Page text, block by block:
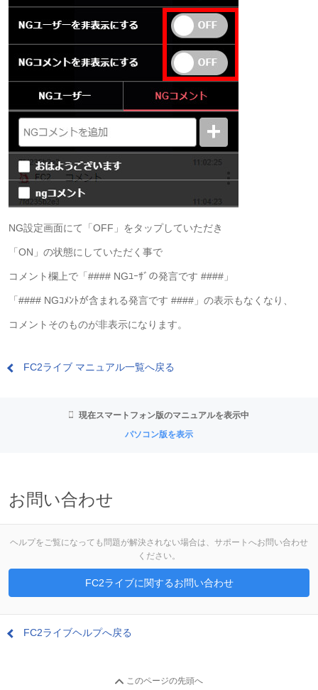
NG設定画面にて「OFF」をタップしていただき
「ON」の状態にしていただく事で
コメント欄上で「#### NGﾕｰｻﾞの発言です ####」
「#### NGｺﾒﾝﾄが含まれる発言です ####」の表示もなくなり、
コメントそのものが非表示になります。
FC2ライブ マニュアル一覧へ戻る
現在スマートフォン版のマニュアルを表示中
パソコン版を表示
お問い合わせ
ヘルプをご覧になっても問題が解決されない場合は、サポートへお問い合わせ
ください。
FC2ライブに関するお問い合わせ
FC2ライブヘルプへ戻る
このページの先頭へ